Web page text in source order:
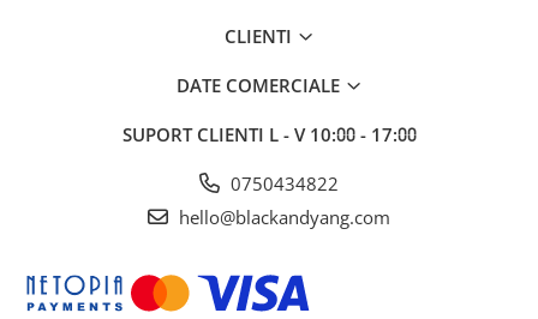
CLIENTI
DATE COMERCIALE
SUPORT CLIENTI L - V 10:⩇⩇ - 17:⩇⩇
0750434822
hello@blackandyang.com